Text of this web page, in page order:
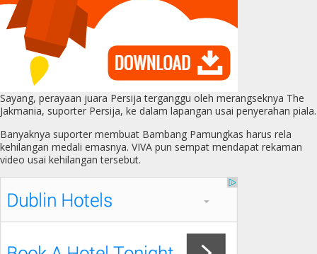
Sayang, perayaan juara Persija terganggu oleh merangseknya The
Jakmania, suporter Persija, ke dalam lapangan usai penyerahan piala.
Banyaknya suporter membuat Bambang Pamungkas harus rela
kehilangan medali emasnya. VIVA pun sempat mendapat rekaman
video usai kehilangan tersebut.